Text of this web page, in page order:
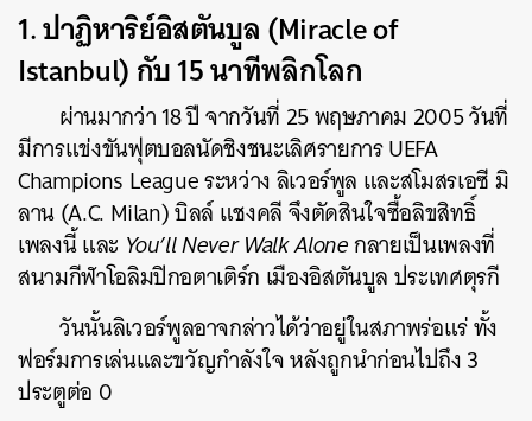
1. ปาฏิหาริย์อิสตันบูล (Miracle of
Istanbul) กับ 15 นาทีพลิกโลก
ผ่านมากว่า 18 ปี จากวันที่ 25 พฤษภาคม 2005 วันที่
มีการแข่งขันฟุตบอลนัดชิงชนะเลิศรายการ UEFA
Champions League ระหว่าง ลิเวอร์พูล และสโมสรเอซี มิ
ลาน (A.C. Milan) บิลล์ แชงคลี จึงตัดสินใจซื้อลิขสิทธิ์
เพลงนี้ และ You’ll Never Walk Aloneกลายเป็นเพลงที่
สนามกีฬาโอลิมปิกอตาเติร์ก เมืองอิสตันบูล ประเทศตุรกี
วันนั้นลิเวอร์พูลอาจกล่าวได้ว่าอยู่ในสภาพร่อแร่ ทั้ง
ฟอร์มการเล่นและขวัญกำลังใจ หลังถูกนำก่อนไปถึง 3
ประตูต่อ 0